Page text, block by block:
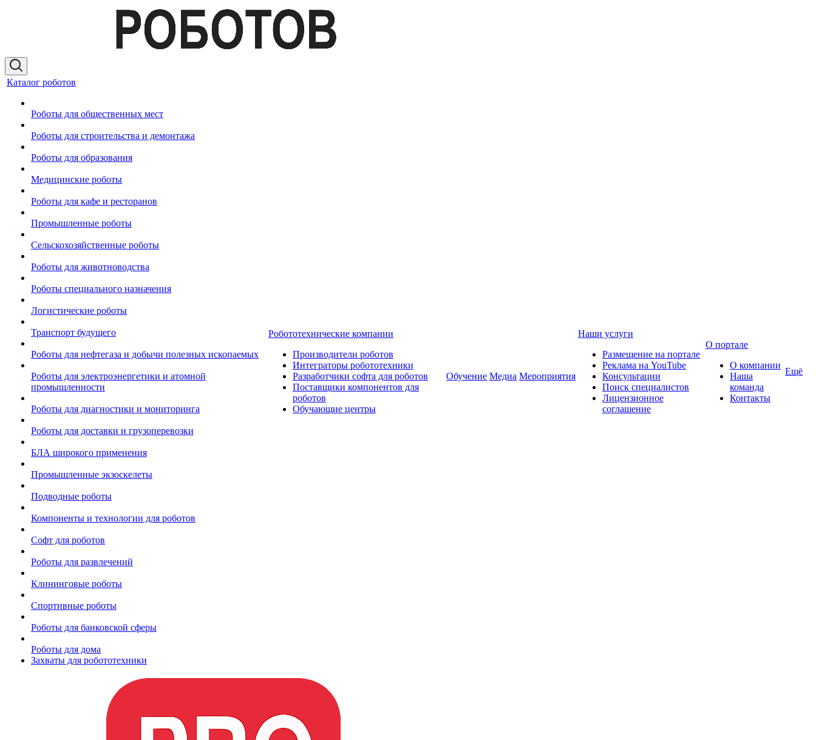
Каталог роботов
Роботы для общественных мест
Роботы для строительства и демонтажа
Роботы для образования
Медицинские роботы
Роботы для кафе и ресторанов
Промышленные роботы
Сельскохозяйственные роботы
Роботы для животноводства
Роботы специального назначения
Логистические роботы
Транспорт будущего
Роботы для нефтегаза и добычи полезных ископаемых
Роботы для электроэнергетики и атомной
промышленности
Роботы для диагностики и мониторинга
Роботы для доставки и грузоперевозки
БЛА широкого применения
Промышленные экзоскелеты
Подводные роботы
Компоненты и технологии для роботов
Софт для роботов
Роботы для развлечений
Клининговые роботы
Спортивные роботы
Роботы для банковской сферы
Роботы для дома
Захваты для робототехники
Робототехнические компании
Производители роботов
Интеграторы робототехники
Разработчики софта для роботов
Поставщики компонентов для
роботов
Обучающие центры
Обучение Медиа Мероприятия
Наши услуги
Размещение на портале
Реклама на YouTube
Консультации
Поиск специалистов
Лицензионное
соглашение
О портале
О компании
Наша
команда
Контакты
Ещё